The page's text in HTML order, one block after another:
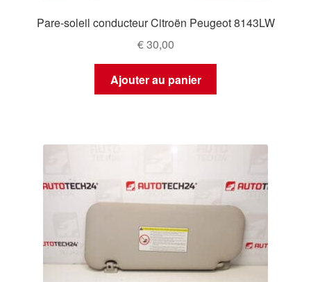
Pare-soleil conducteur Citroën Peugeot 8143LW
€30,00
Ajouter au panier